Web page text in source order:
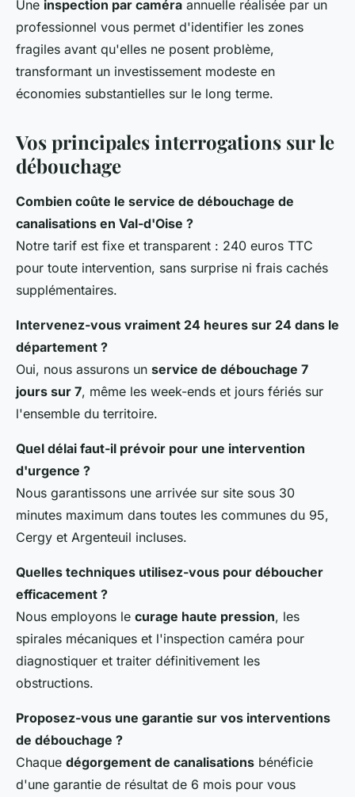
Une inspection par caméra annuelle réalisée par un
professionnel vous permet d'identifier les zones
fragiles avant qu'elles ne posent problème,
transformant un investissement modeste en
économies substantielles sur le long terme.
Vos principales interrogations sur le
débouchage
Combien coûte le service de débouchage de
canalisations en Val-d'Oise ?
Notre tarif est fixe et transparent : 240 euros TTC
pour toute intervention, sans surprise ni frais cachés
supplémentaires.
Intervenez-vous vraiment 24 heures sur 24 dans le
département ?
Oui, nous assurons un service de débouchage 7
jours sur 7, même les week-ends et jours fériés sur
l'ensemble du territoire.
Quel délai faut-il prévoir pour une intervention
d'urgence ?
Nous garantissons une arrivée sur site sous 30
minutes maximum dans toutes les communes du 95,
Cergy et Argenteuil incluses.
Quelles techniques utilisez-vous pour déboucher
efficacement ?
Nous employons le curage haute pression, les
spirales mécaniques et l'inspection caméra pour
diagnostiquer et traiter définitivement les
obstructions.
Proposez-vous une garantie sur vos interventions
de débouchage ?
Chaque dégorgement de canalisations bénéficie
d'une garantie de résultat de 6 mois pour vous